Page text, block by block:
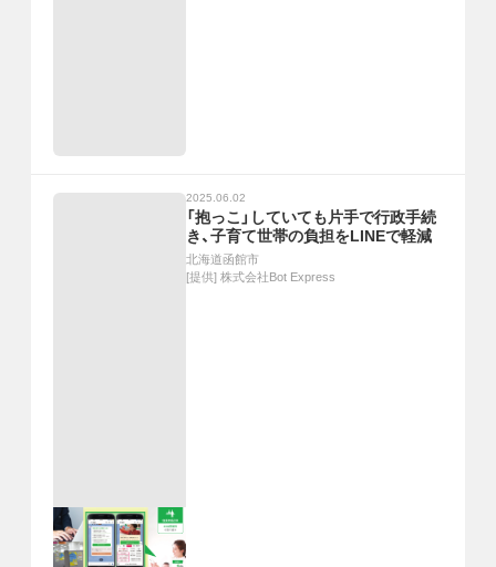
2025.06.02
「抱っこ」していても片手で行政手続
き、子育て世帯の負担をLINEで軽減
北海道函館市
[提供] 株式会社Bot Express